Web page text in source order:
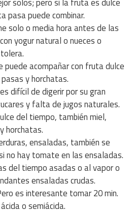
pasa puede combinar.
solo o media hora antes de las
yogur natural o nueces o
puede acompañar con fruta dulce
y horchatas.
difícil de digerir por su gran
y falta de jugos naturales.
del tiempo, también miel,
horchatas.
ensaladas, también se
no hay tomate en las ensaladas.
del tiempo asadas o al vapor o
ensaladas crudas.
es interesante tomar 20 min.
o semiácida.